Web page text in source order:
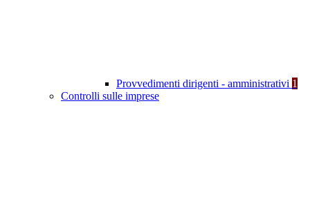
Provvedimenti dirigenti - amministrativi 1
Controlli sulle imprese